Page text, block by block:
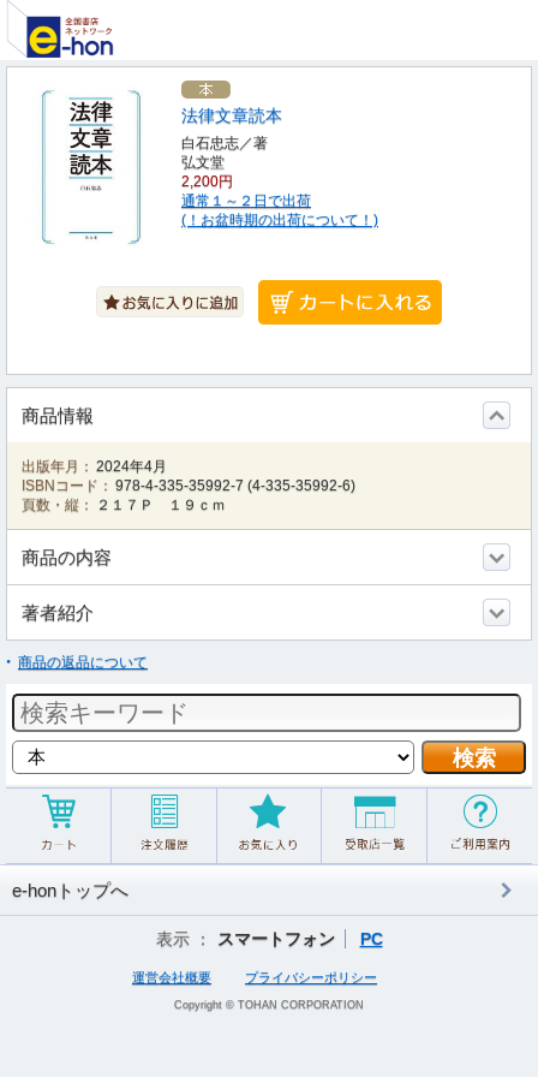
法律文章読本
白石忠志／著
弘文堂
2,200円
通常１～２日で出荷
(！お盆時期の出荷について！)
商品情報
出版年月： 2024年4月
ISBNコード： 978-4-335-35992-7 (4-335-35992-6)
頁数・縦：
２１７Ｐ １９ｃｍ
商品の内容
著者紹介
商品の返品について
e-honトップへ
表示 ： スマートフォン PC
運営会社概要 プライバシーポリシー
Copyright © TOHAN CORPORATION